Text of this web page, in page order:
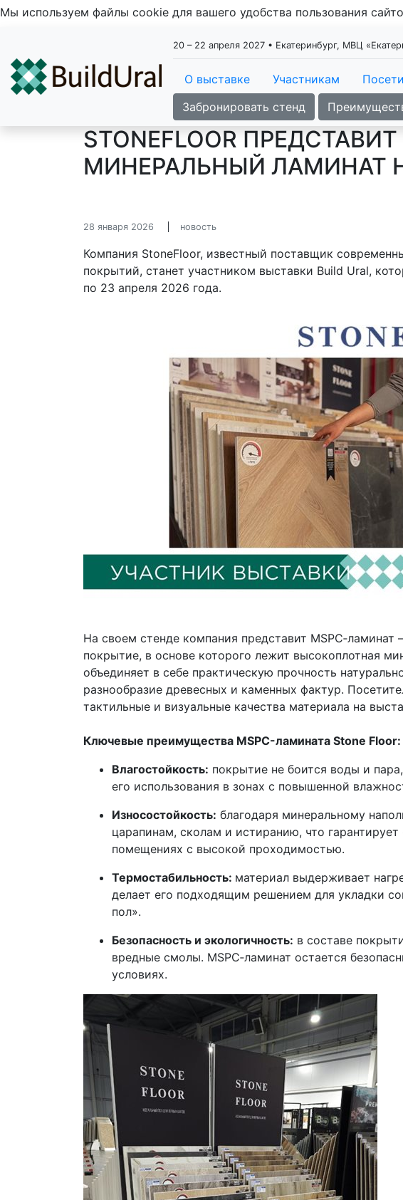
Мы используем файлы cookie для вашего удобства пользования
20 – 22 апреля 2027 • Екатеринбург, МВЦ
О выставке Участникам
Забронировать стенд
STONEFLOOR
МИНЕРАЛЬНЫЙ ЛАМИНАТ
28 января 2026 новость
Компания StoneFloor, известный поставщик
покрытий, станет участником выставки Build Ural,
по 23 апреля 2026 года.
На своем стенде компания представит
покрытие, в основе которого лежит высокоплотная
объединяет в себе практическую прочность
разнообразие древесных и каменных фактур.
тактильные и визуальные качества материала на
Ключевые преимущества MSPC-ламината Stone Floor:
Влагостойкость: покрытие не боится воды и
его использования в зонах с повышенной
Износостойкость: благодаря минеральному
царапинам, сколам и истиранию, что
помещениях с высокой проходимостью.
Термостабильность: материал выдерживает
делает его подходящим решением для укладки
пол».
Безопасность и экологичность: в составе
вредные смолы. MSPC‑ламинат остается
условиях.